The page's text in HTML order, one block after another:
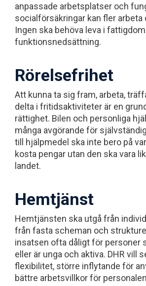
anpassade arbetsplatser och
socialförsäkringar kan fler arbeta
Ingen ska behöva leva i
funktionsnedsättning.
Rörelsefrihet
Att kunna ta sig fram, arbeta,
delta i fritidsaktiviteter är en
rättighet. Bilen och personliga
många avgörande för
till hjälpmedel ska inte bero på
kosta pengar utan den ska vara
landet.
Hemtjänst
Hemtjänsten ska utgå från
från fasta scheman och
insatsen ofta dåligt för personer
eller är unga och aktiva. DHR vill
flexibilitet, större inflytande för
bättre arbetsvillkor för